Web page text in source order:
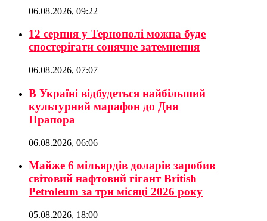
06.08.2026, 09:22
12 серпня у Тернополі можна буде
спостерігати сонячне затемнення
06.08.2026, 07:07
В Україні відбудеться найбільший
культурний марафон до Дня
Прапора
06.08.2026, 06:06
Майже 6 мільярдів доларів заробив
світовий нафтовий гігант British
Petroleum за три місяці 2026 року
05.08.2026, 18:00